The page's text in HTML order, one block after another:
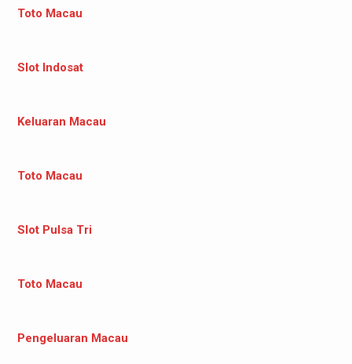
Toto Macau
Slot Indosat
Keluaran Macau
Toto Macau
Slot Pulsa Tri
Toto Macau
Pengeluaran Macau